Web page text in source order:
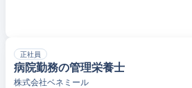
正社員
病院勤務の管理栄養士
株式会社ベネミール